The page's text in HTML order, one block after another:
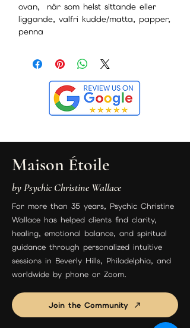
ovan, när som helst sittande eller
liggande, valfri kudde/matta, papper,
penna
Maison Étoile
by Psychic Christine Wallace
For more than 35 years, Psychic Christine
Wallace has helped clients find clarity,
healing, emotional balance, and spiritual
guidance through personalized intuitive
sessions in Beverly Hills, Philadelphia, and
worldwide by phone or Zoom.
Join the Community